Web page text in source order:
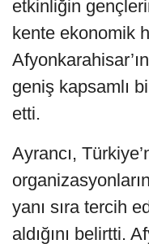
etkinliğin
kente ekonomik
geniş kapsamlı
etti.
Ayrancı,
yanı sıra tercih
aldığını belirtti.